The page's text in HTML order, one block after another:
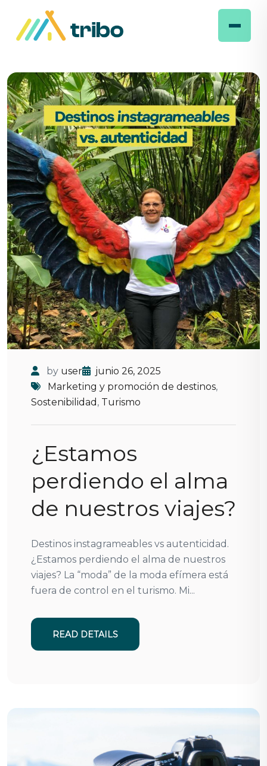
by user
junio 26, 2025
Marketing y promoción de destinos,
Sostenibilidad , Turismo
¿Estamos
perdiendo el alma
de nuestros viajes?
Destinos instagrameables vs autenticidad.
¿Estamos perdiendo el alma de nuestros
viajes? La “moda” de la moda efímera está
fuera de control en el turismo. Mi...
READ DETAILS